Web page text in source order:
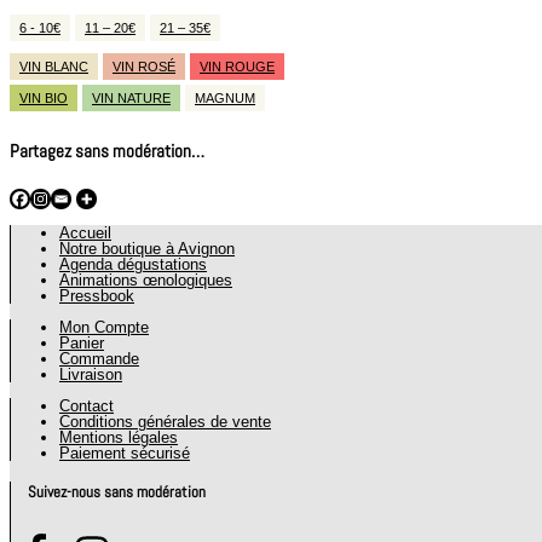
6 - 10€ 11 – 20€ 21 – 35€
VIN BLANC VIN ROSÉ VIN ROUGE
VIN BIO VIN NATURE MAGNUM
Partagez sans modération…
Accueil
Notre boutique à Avignon
Agenda dégustations
Animations œnologiques
Pressbook
Mon Compte
Panier
Commande
Livraison
Contact
Conditions générales de vente
Mentions légales
Paiement sécurisé
Suivez-nous sans modération